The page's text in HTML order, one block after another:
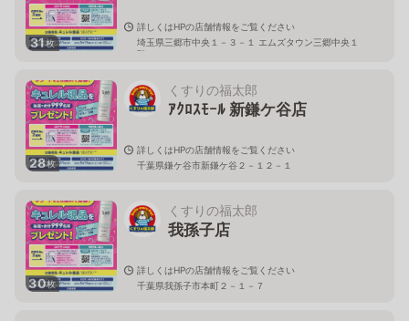
31枚
詳しくはHPの店舗情報をご覧ください
埼玉県三郷市中央１－３－１ エムズタウン三郷中央１
階
28枚
くすりの福太郎
ｱｸﾛｽﾓｰﾙ 新鎌ケ谷店
詳しくはHPの店舗情報をご覧ください
千葉県鎌ケ谷市新鎌ケ谷２－１２－１
30枚
くすりの福太郎
我孫子店
詳しくはHPの店舗情報をご覧ください
千葉県我孫子市本町２－１－７